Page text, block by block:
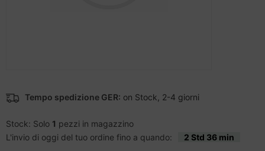
Tempo spedizione GER: on Stock, 2-4 giorni
Stock: Solo 1 pezzi in magazzino
L'invio di oggi del tuo ordine fino a quando:
2 Std 36 min
Zubehör
da esposizione
madri
e dischi rigidi